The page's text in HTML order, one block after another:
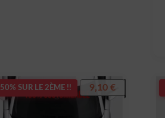
50% SUR LE 2ÈME !! 9,10 €